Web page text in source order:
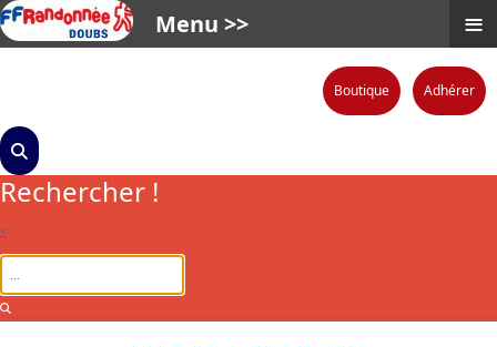
Boutique Adhérer
Rechercher !
×
Menu >> ≡